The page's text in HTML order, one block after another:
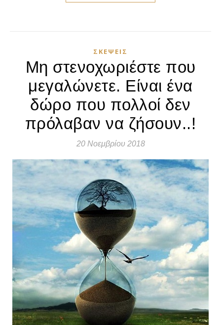
ΣΚΈΨΕΙΣ
Μη στενοχωριέστε που
μεγαλώνετε. Είναι ένα
δώρο που πολλοί δεν
πρόλαβαν να ζήσουν..!
20 Νοεμβρίου 2018